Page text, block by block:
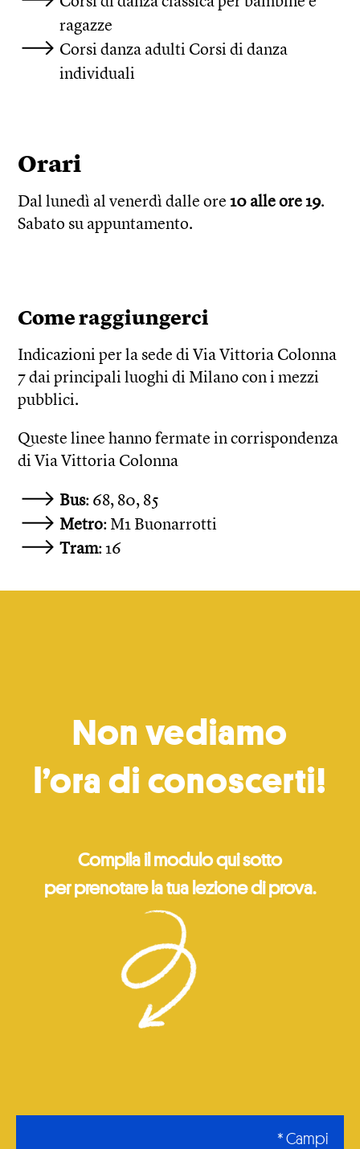
ragazze
Corsi danza adulti Corsi di danza
individuali
Orari
Dal lunedì al venerdì dalle ore 10 alle ore 19.
Sabato su appuntamento.
Come raggiungerci
Indicazioni per la sede di Via Vittoria Colonna
7 dai principali luoghi di Milano con i mezzi
pubblici.
Queste linee hanno fermate in corrispondenza
di Via Vittoria Colonna
Bus: 68, 80, 85
Metro: M1 Buonarrotti
Tram: 16
Non vediamo
l’ora di conoscerti!
Compila il modulo qui sotto
per prenotare la tua lezione di prova.
* Campi